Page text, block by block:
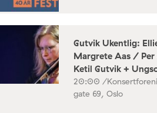
Gutvik Ukentlig:
Margrete Aas /
Ketil Gutvik +
20:00 /
gate 69, Oslo